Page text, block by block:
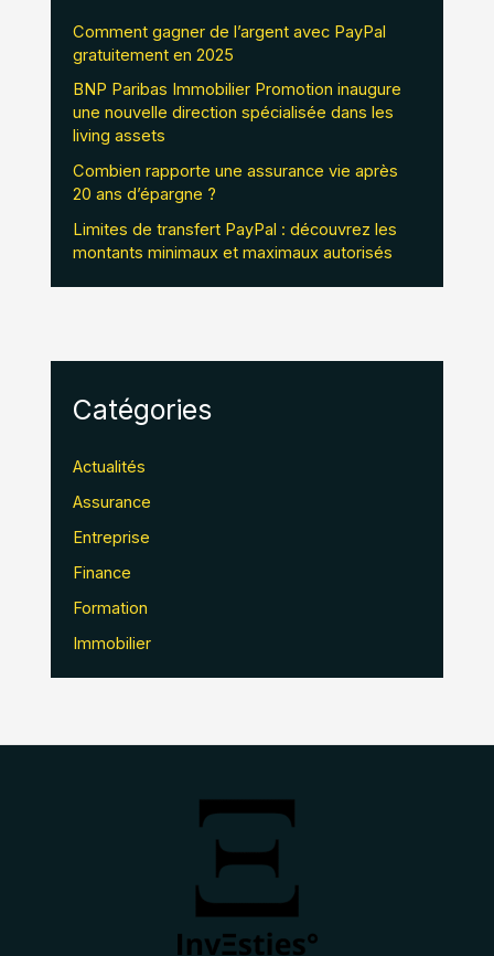
Comment gagner de l’argent avec PayPal
gratuitement en 2025
BNP Paribas Immobilier Promotion inaugure
une nouvelle direction spécialisée dans les
living assets
Combien rapporte une assurance vie après
20 ans d’épargne ?
Limites de transfert PayPal : découvrez les
montants minimaux et maximaux autorisés
Catégories
Actualités
Assurance
Entreprise
Finance
Formation
Immobilier